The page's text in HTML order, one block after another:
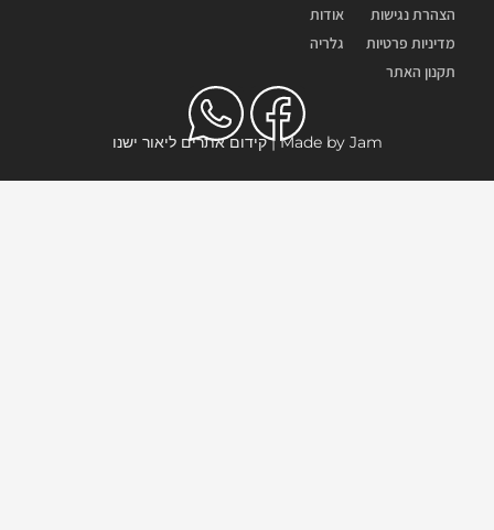
הצהרת נגישות
מדיניות פרטיות
תקנון האתר
אודות
גלריה
Made by Jam | קידום אתרים ליאור ישנו